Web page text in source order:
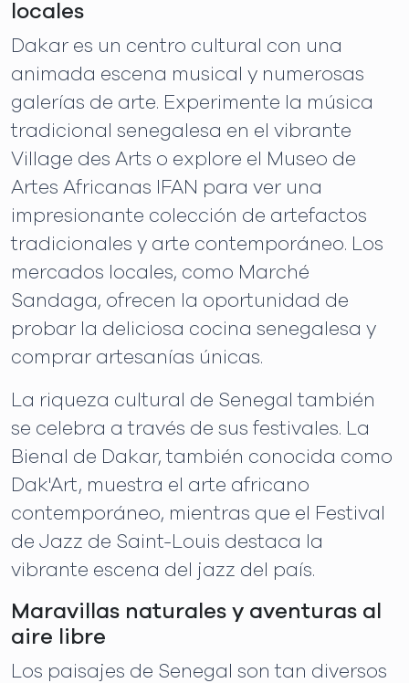
locales
Dakar es un centro cultural con una
animada escena musical y numerosas
galerías de arte. Experimente la música
tradicional senegalesa en el vibrante
Village des Arts o explore el Museo de
Artes Africanas IFAN para ver una
impresionante colección de artefactos
tradicionales y arte contemporáneo. Los
mercados locales, como Marché
Sandaga, ofrecen la oportunidad de
probar la deliciosa cocina senegalesa y
comprar artesanías únicas.
La riqueza cultural de Senegal también
se celebra a través de sus festivales. La
Bienal de Dakar, también conocida como
Dak'Art, muestra el arte africano
contemporáneo, mientras que el Festival
de Jazz de Saint-Louis destaca la
vibrante escena del jazz del país.
Maravillas naturales y aventuras al
aire libre
Los paisajes de Senegal son tan diversos